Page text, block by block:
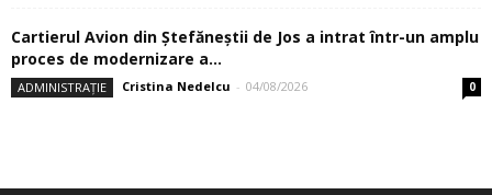
Cartierul Avion din Ştefăneştii de Jos a intrat într-un amplu
proces de modernizare a...
ADMINISTRAȚIE Cristina Nedelcu - 04/08/2026 0